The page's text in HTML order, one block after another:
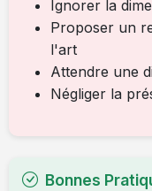
Ignorer la
Proposer un
l'art
Attendre une
Négliger la
Bonnes